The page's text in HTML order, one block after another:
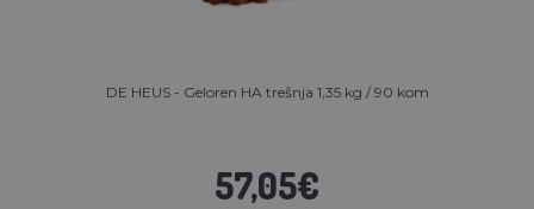
DE HEUS - Geloren HA trešnja 1,35 kg / 90 kom
57,05€